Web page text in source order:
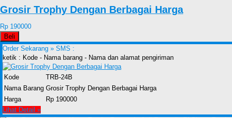
Grosir Trophy Dengan Berbagai Harga
Rp 190000
Beli
Order Sekarang » SMS :
ketik : Kode - Nama barang - Nama dan alamat pengiriman
Kode
TRB-24B
Nama Barang Grosir Trophy Dengan Berbagai Harga
Harga
Rp 190000
Lihat Detail »